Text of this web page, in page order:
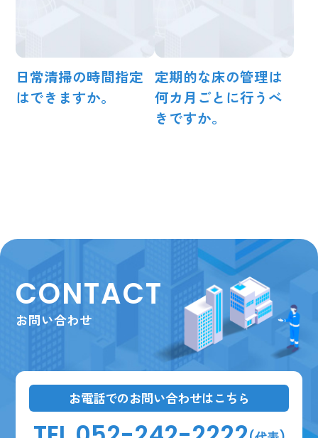
日常清掃の時間指定
はできますか。
定期的な床の管理は
何カ月ごとに行うべ
きですか。
CONTACT
お問い合わせ
お電話でのお問い合わせはこちら